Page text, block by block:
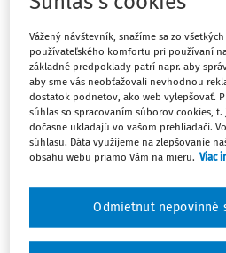
Odpoveď
Máte
Ups, zatiaľ ste si
Vážený návštevník, snažíme sa zo
používateľského komfortu pri používaní
základné predpoklady patrí napr. aby
aby sme vás neobťažovali nevhodnou
dostatok podnetov, ako web vylepšovať.
súhlas so spracovaním súborov cookies,
dočasne ukladajú vo vašom prehliadači.
súhlasu. Dáta využijeme na zlepšovanie
obsahu webu priamo Vám na mieru. Viac
Odmietnut nepovinné